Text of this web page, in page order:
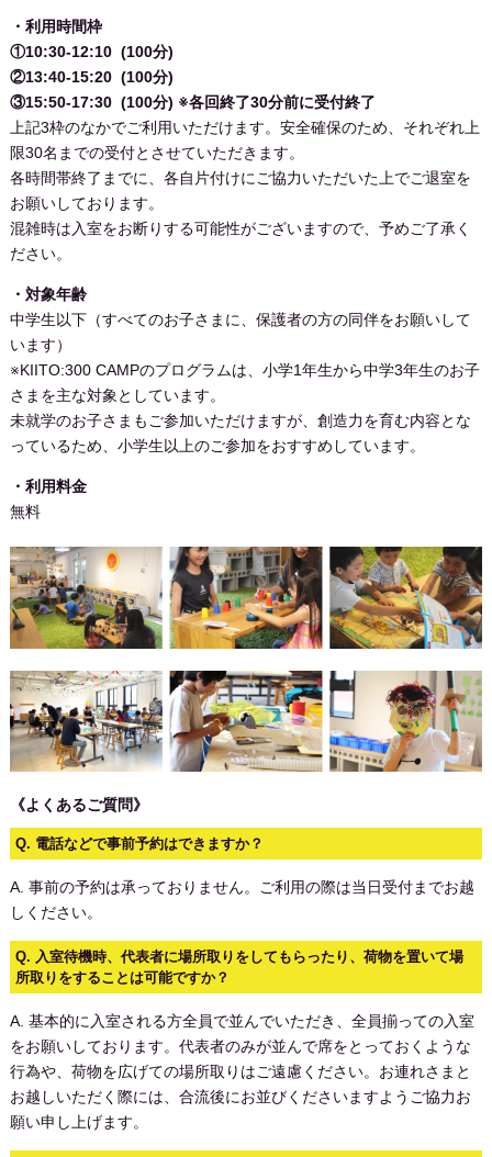
・利用時間枠
①10:30-12:10 (100分)
②13:40-15:20 (100分)
③15:50-17:30 (100分) ※各回終了30分前に受付終了
上記3枠のなかでご利用いただけます。安全確保のため、それぞれ上
限30名までの受付とさせていただきます。
各時間帯終了までに、各自片付けにご協力いただいた上でご退室を
お願いしております。
混雑時は入室をお断りする可能性がございますので、予めご了承く
ださい。
・対象年齢
中学生以下（すべてのお子さまに、保護者の方の同伴をお願いして
います）
※KIITO:300 CAMPのプログラムは、小学1年生から中学3年生のお子
さまを主な対象としています。
未就学のお子さまもご参加いただけますが、創造力を育む内容とな
っているため、小学生以上のご参加をおすすめしています。
・利用料金
無料
《よくあるご質問》
Q. 電話などで事前予約はできますか？
A. 事前の予約は承っておりません。ご利用の際は当日受付までお越
しください。
Q. 入室待機時、代表者に場所取りをしてもらったり、荷物を置いて場
所取りをすることは可能ですか？
A. 基本的に入室される方全員で並んでいただき、全員揃っての入室
をお願いしております。代表者のみが並んで席をとっておくような
行為や、荷物を広げての場所取りはご遠慮ください。お連れさまと
お越しいただく際には、合流後にお並びくださいますようご協力お
願い申し上げます。